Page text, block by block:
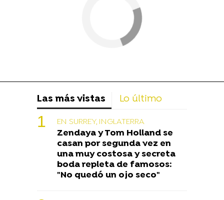
Las más vistas Lo último
EN SURREY, INGLATERRA
Zendaya y Tom Holland se
casan por segunda vez en
una muy costosa y secreta
boda repleta de famosos:
"No quedó un ojo seco"